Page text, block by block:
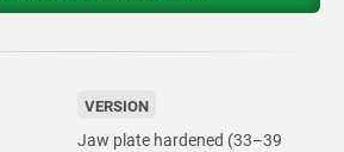
VERSION
Jaw plate hardened (33–39